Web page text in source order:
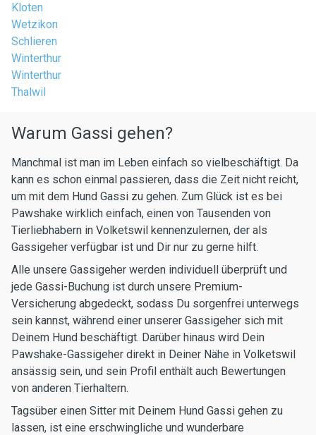
Kloten
Wetzikon
Schlieren
Winterthur
Winterthur
Thalwil
Warum Gassi gehen?
Manchmal ist man im Leben einfach so vielbeschäftigt. Da
kann es schon einmal passieren, dass die Zeit nicht reicht,
um mit dem Hund Gassi zu gehen. Zum Glück ist es bei
Pawshake wirklich einfach, einen von Tausenden von
Tierliebhabern in Volketswil kennenzulernen, der als
Gassigeher verfügbar ist und Dir nur zu gerne hilft.
Alle unsere Gassigeher werden individuell überprüft und
jede Gassi-Buchung ist durch unsere Premium-
Versicherung abgedeckt, sodass Du sorgenfrei unterwegs
sein kannst, während einer unserer Gassigeher sich mit
Deinem Hund beschäftigt. Darüber hinaus wird Dein
Pawshake-Gassigeher direkt in Deiner Nähe in Volketswil
ansässig sein, und sein Profil enthält auch Bewertungen
von anderen Tierhaltern.
Tagsüber einen Sitter mit Deinem Hund Gassi gehen zu
lassen, ist eine erschwingliche und wunderbare